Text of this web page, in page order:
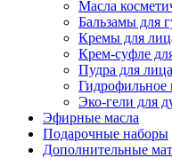
Масла
Бальзамы для
Кремы для
Крем-суфле
Пудра для лица
Гидрофильное
Эко-гели для
Эфирные масла
Подарочные наборы
Дополнительные